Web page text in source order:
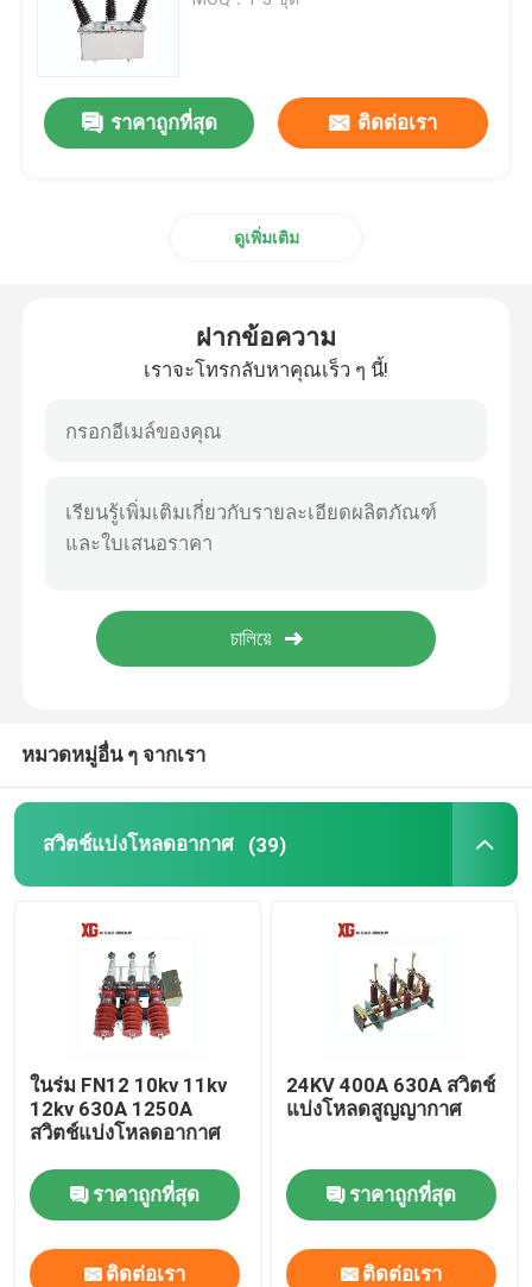
สวิตช์ตัดการเชื่อมต่อไฟฟ้าแรงสูง
เบรกเกอร์สุญญากาศ
PT Potential Transformer
หน่วยวัดแสง CT PT
อุปกรณ์ป้องกันไฟกระชากสังกะสีออกไซด์
ดึงฟิวส์ออก
หม้อแปลงไฟฟ้าชนิดน้ำมัน
สถานีย่อยหม้อแปลงขนาดกะทัดรัด
ราคาถูกที่สุด ติดต่อเรา
ดูเพิ่มเติม
ฝากข้อความ
เราจะโทรกลับหาคุณเร็ว ๆ นี้!
หมวดหมู่อื่น ๆ จากเรา
สวิตช์แบ่งโหลดอากาศ (39)
ในร่ม FN12 10kv 11kv
12kv 630A 1250A
สวิตช์แบ่งโหลดอากาศ
ราคาถูกที่สุด
ติดต่อเรา
24KV 400A 630A สวิตช์
แบ่งโหลดสูญญากาศ
ราคาถูกที่สุด
ติดต่อเรา